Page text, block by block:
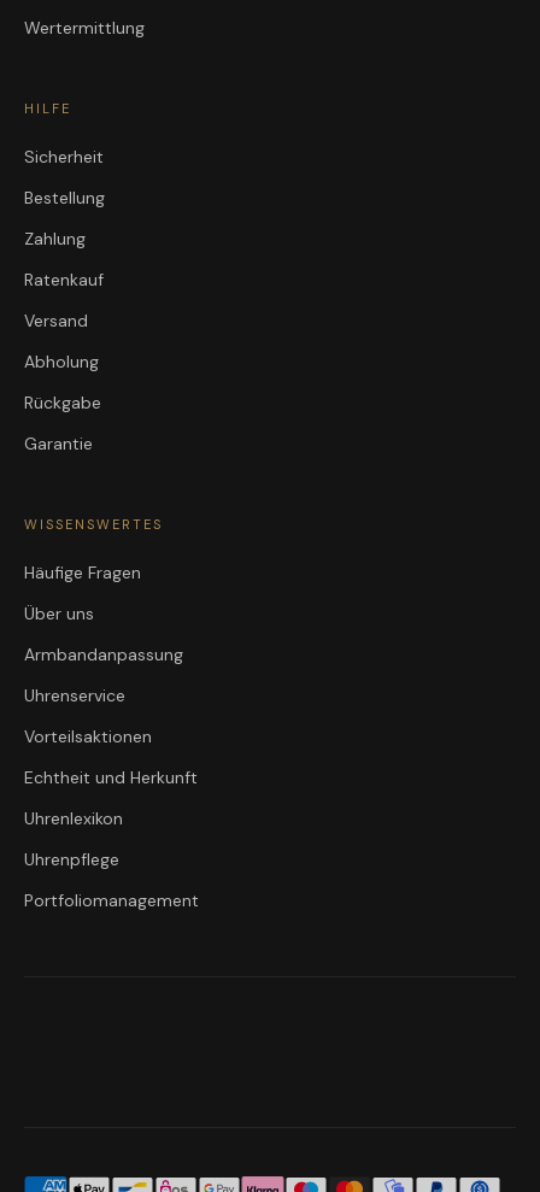
Wertermittlung
HILFE
Sicherheit
Bestellung
Zahlung
Ratenkauf
Versand
Abholung
Rückgabe
Garantie
WISSENSWERTES
Häufige Fragen
Über uns
Armbandanpassung
Uhrenservice
Vorteilsaktionen
Echtheit und Herkunft
Uhrenlexikon
Uhrenpflege
Portfoliomanagement